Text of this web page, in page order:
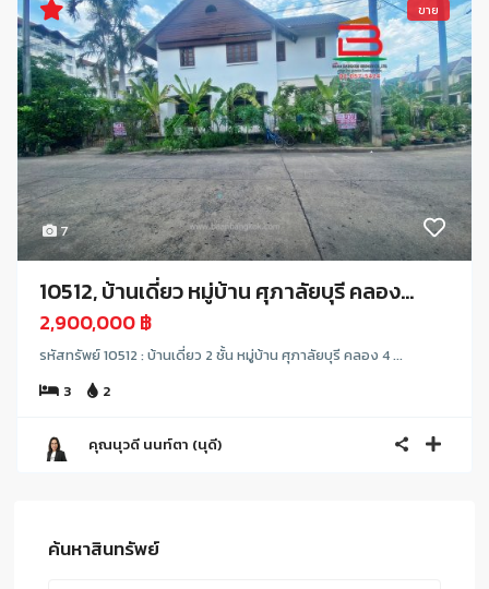
7
ขาย
10512, บ้านเดี่ยว หมู่บ้าน ศุภาลัยบุรี คลอง...
2,900,000 ฿
รหัสทรัพย์ 10512 : บ้านเดี่ยว 2 ชั้น หมู่บ้าน ศุภาลัยบุรี คลอง 4 ...
3
2
คุณนุวดี นนท์ตา (นุดี)
ค้นหาสินทรัพย์